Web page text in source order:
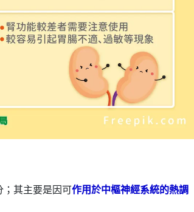
；其主要是因可作用於中樞神經系統的熱調